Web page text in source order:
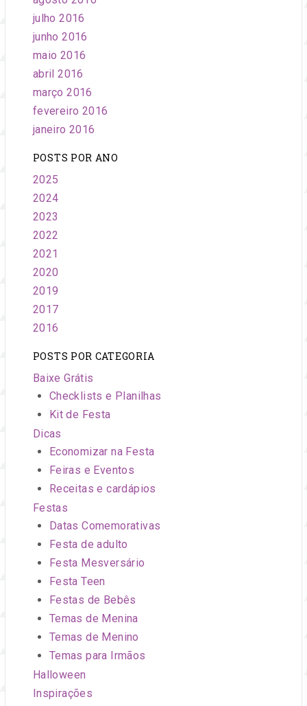
julho 2016
junho 2016
maio 2016
abril 2016
março 2016
fevereiro 2016
janeiro 2016
POSTS POR ANO
2025
2024
2023
2022
2021
2020
2019
2017
2016
POSTS POR CATEGORIA
Baixe Grátis
Checklists e Planilhas
Kit de Festa
Dicas
Economizar na Festa
Feiras e Eventos
Receitas e cardápios
Festas
Datas Comemorativas
Festa de adulto
Festa Mesversário
Festa Teen
Festas de Bebês
Temas de Menina
Temas de Menino
Temas para Irmãos
Halloween
Inspirações